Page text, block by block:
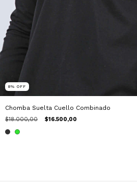
8% OFF
Chomba Suelta Cuello Combinado
$18.000,00 $16.500,00